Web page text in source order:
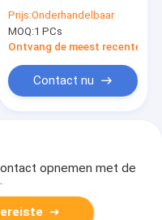
de Steen van het
Barietkwarts
Prijs:Onderhandelbaar
MOQ:1 PCs
Ontvang de meest recente
Contact nu
opnemen met de